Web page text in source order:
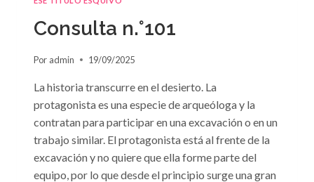
LA
PASIÓN»
DE
JORDAN
Consulta n.°101
Por admin 19/09/2025
La historia transcurre en el desierto. La
protagonista es una especie de arqueóloga y la
contratan para participar en una excavación o en un
trabajo similar. El protagonista está al frente de la
excavación y no quiere que ella forme parte del
equipo, por lo que desde el principio surge una gran